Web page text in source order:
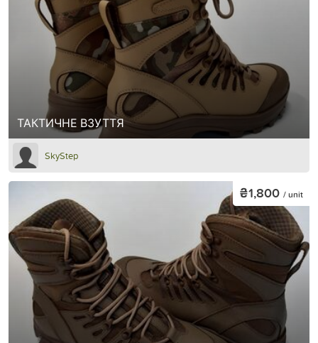
ТАКТИЧНЕ ВЗУТТЯ
SkyStep
₴1,800 / unit